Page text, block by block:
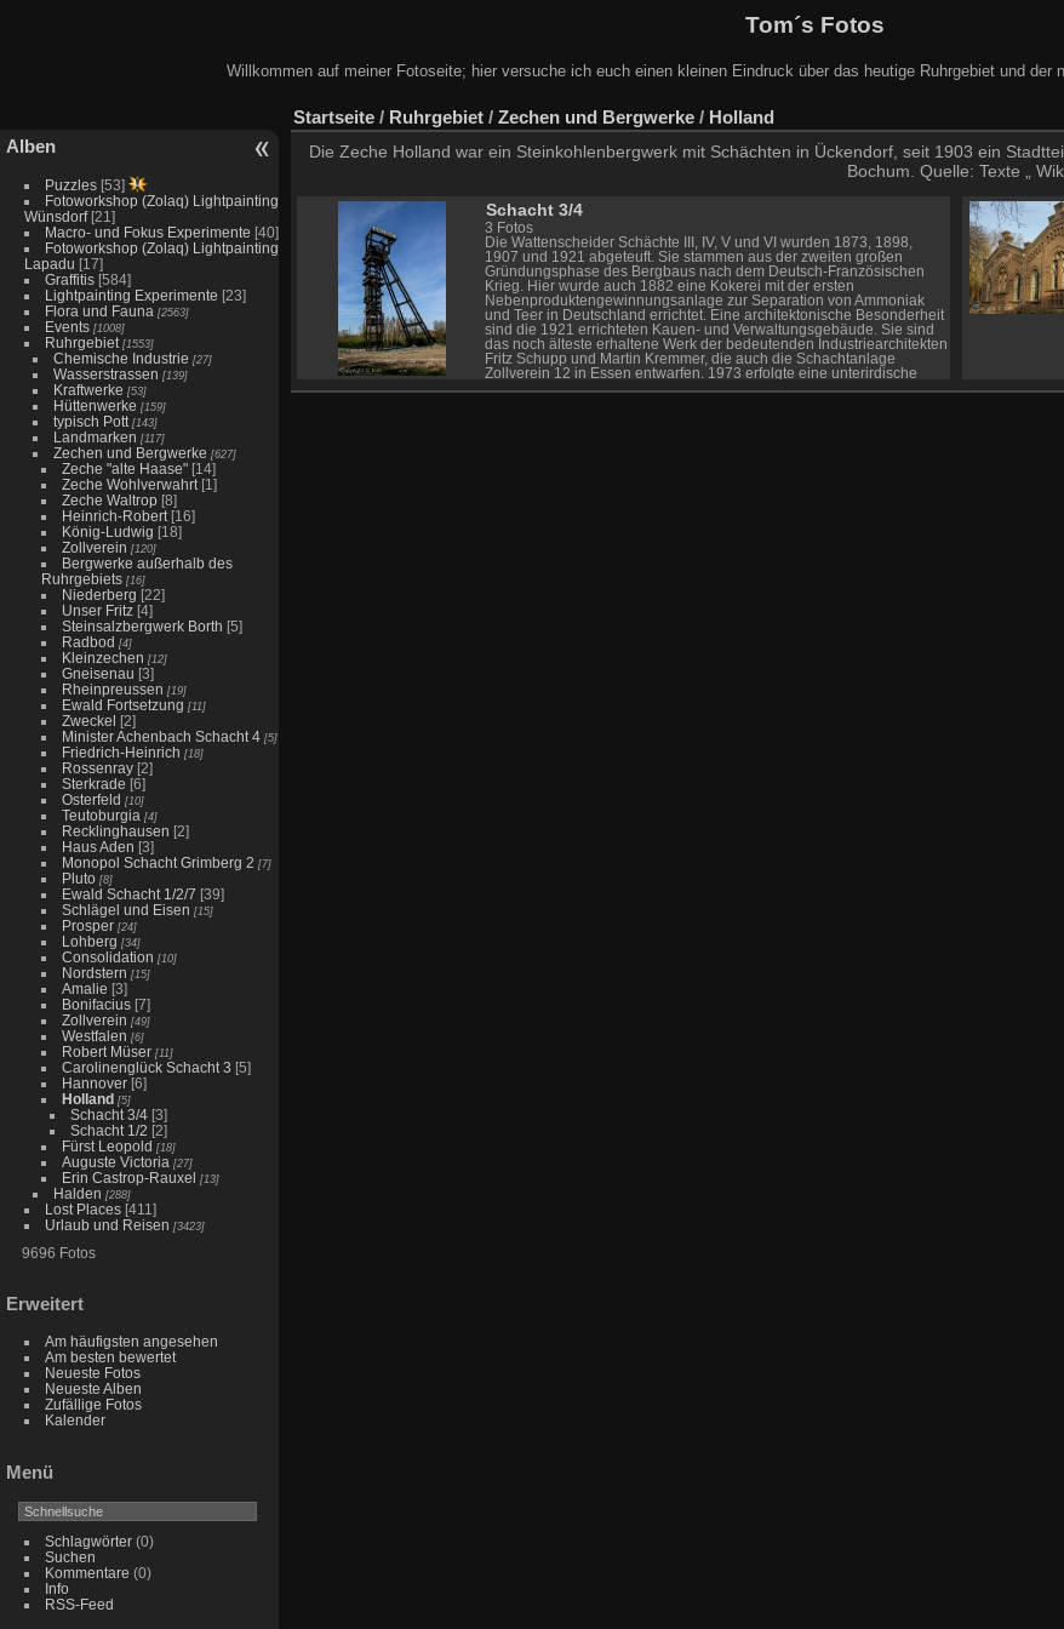
Tom´s Fotos
Willkommen auf meiner Fotoseite; hier versuche ich euch einen kleinen Eindruck über das heutige Ruhrgebiet und der
Alben
Puzzles [53]
Fotoworkshop (Zolaq) Lightpainting
Wünsdorf [21]
Macro- und Fokus Experimente [40]
Fotoworkshop (Zolaq) Lightpainting
Lapadu [17]
Graffitis [584]
Lightpainting Experimente [23]
Flora und Fauna [2563]
Events [1008]
Ruhrgebiet [1553]
Chemische Industrie [27]
Wasserstrassen [139]
Kraftwerke [53]
Hüttenwerke [159]
typisch Pott [143]
Landmarken [117]
Zechen und Bergwerke [627]
Zeche "alte Haase" [14]
Zeche Wohlverwahrt [1]
Zeche Waltrop [8]
Heinrich-Robert [16]
König-Ludwig [18]
Zollverein [120]
Bergwerke außerhalb des
Ruhrgebiets [16]
Niederberg [22]
Unser Fritz [4]
Steinsalzbergwerk Borth [5]
Radbod [4]
Kleinzechen [12]
Gneisenau [3]
Rheinpreussen [19]
Ewald Fortsetzung [11]
Zweckel [2]
Minister Achenbach Schacht 4 [5]
Friedrich-Heinrich [18]
Rossenray [2]
Sterkrade [6]
Osterfeld [10]
Teutoburgia [4]
Recklinghausen [2]
Haus Aden [3]
Monopol Schacht Grimberg 2 [7]
Pluto [8]
Ewald Schacht 1/2/7 [39]
Schlägel und Eisen [15]
Prosper [24]
Lohberg [34]
Consolidation [10]
Nordstern [15]
Amalie [3]
Bonifacius [7]
Zollverein [49]
Westfalen [6]
Robert Müser [11]
Carolinenglück Schacht 3 [5]
Hannover [6]
Holland [5]
Schacht 3/4 [3]
Schacht 1/2 [2]
Fürst Leopold [18]
Auguste Victoria [27]
Erin Castrop-Rauxel [13]
Halden [288]
Lost Places [411]
Urlaub und Reisen [3423]
9696 Fotos
Erweitert
Am häufigsten angesehen
Am besten bewertet
Neueste Fotos
Neueste Alben
Zufällige Fotos
Kalender
Menü
Schlagwörter(0)
Suchen
Kommentare (0)
Info
RSS-Feed
Startseite / Ruhrgebiet / Zechen und Bergwerke / Holland
Die Zeche Holland war ein Steinkohlenbergwerk mit Schächten in Ückendorf, seit 1903 ein
Bochum. Quelle: Texte „
Schacht 3/4
3 Fotos
Die Wattenscheider Schächte III, IV, V und VI wurden 1873, 1898,
1907 und 1921 abgeteuft. Sie stammen aus der zweiten großen
Gründungsphase des Bergbaus nach dem Deutsch-Französischen
Krieg. Hier wurde auch 1882 eine Kokerei mit der ersten
Nebenproduktengewinnungsanlage zur Separation von Ammoniak
und Teer in Deutschland errichtet. Eine architektonische Besonderheit
sind die 1921 errichteten Kauen- und Verwaltungsgebäude. Sie sind
das noch älteste erhaltene Werk der bedeutenden Industriearchitekten
Fritz Schupp und Martin Kremmer, die auch die Schachtanlage
Zollverein 12 in Essen entwarfen. 1973 erfolgte eine unterirdische
Verbindung (Durchschlag) mit der Zeche Zollverein. Mit dieser wurde